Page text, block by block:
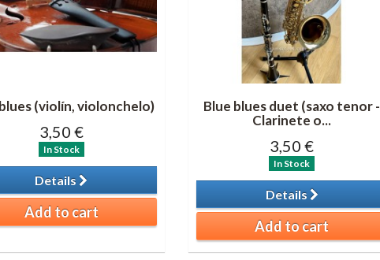
(violín, violonchelo)
3,50 €
In Stock
Details
Add to cart
Blue blues duet (saxo tenor -
Clarinete o...
3,50 €
In Stock
Details
Add to cart